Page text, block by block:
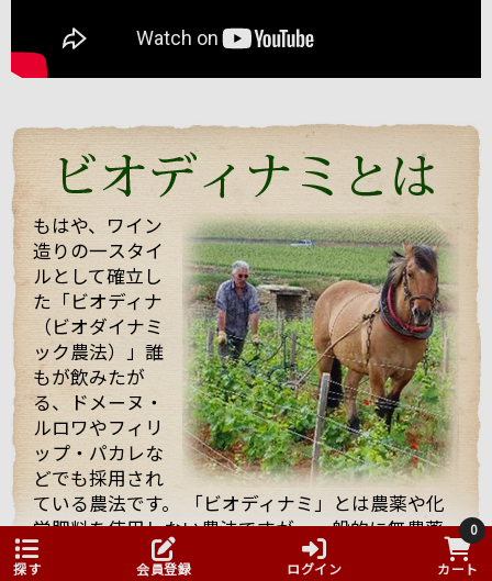
ワイン醸造に対する自身のフィロソフィ（哲学）を強
く持った志の高い醸造家でした。
今回は、他のお客様もいらっしゃりとても忙しい中私
くれました。 途中で「もう大丈夫ですよ・・・」と言
っても、「これを飲んでくれ」と、どんどんいろいろ
なワインを持ってきてくれてワインや畑や自分の考え
などたくさん話していただきました！
そんな訪問の様子を一部まとめしたのでご覧くださ
い。 また動画も撮影したものをほんの少しまとめまし
たのでご一緒にどうぞ。 少しでもマルシャンの熱い思
いが伝わればいいなと思っています。
まず、着いて初めにマルシャンのヴィラージュクラス
の傑作ともいうべき、ワンランク上のブルゴーニュ・
ルージュ、「キュヴェ・アヴァロン」。
「キュヴェ・アヴァ
もはや、ワイン
造りの一スタイ
ルとして確立し
た「ビオディナ
（ビオダイナミ
ック農法）」誰
もが飲みたが
る、ドメーヌ・
ルロワやフィリ
ップ・パカレな
どでも採用され
ている農法です。 「ビオディナミ」とは農薬や化
学肥料を使用しない農法ですが、一般的に無農薬
といわれる農法とはかなり異なります。
探す 会員登録 ログイン
0
カート